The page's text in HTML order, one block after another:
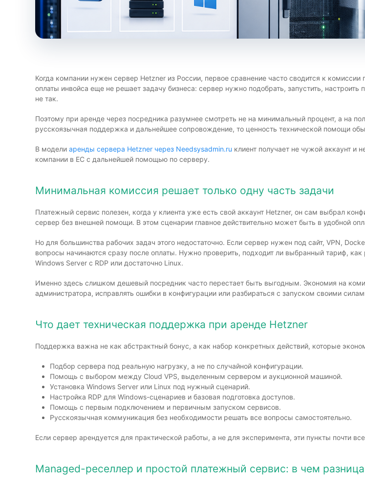
Когда компании нужен сервер Hetzner из России, первое сравнение часто сводится к
оплаты инвойса еще не решает задачу бизнеса: сервер нужно подобрать, запустить,
не так.
Поэтому при аренде через посредника разумнее смотреть не на минимальный процент, а на
русскоязычная поддержка и дальнейшее сопровождение, то ценность технической помощи
В модели аренды сервера Hetzner через Needsysadmin.ru клиент получает не чужой аккаунт и
компании в ЕС с дальнейшей помощью по серверу.
Минимальная комиссия решает только одну часть задачи
Платежный сервис полезен, когда у клиента уже есть свой аккаунт Hetzner, он сам выбрал
сервер без внешней помощи. В этом сценарии главное действительно может быть в удобной
Но для большинства рабочих задач этого недостаточно. Если сервер нужен под сайт, VPN,
вопросы начинаются сразу после оплаты. Нужно проверить, подходит ли выбранный тариф,
Windows Server с RDP или достаточно Linux.
Именно здесь слишком дешевый посредник часто перестает быть выгодным. Экономия на
администратора, исправлять ошибки в конфигурации или разбираться с запуском своими
Что дает техническая поддержка при аренде Hetzner
Поддержка важна не как абстрактный бонус, а как набор конкретных действий, которые
Подбор сервера под реальную нагрузку, а не по случайной конфигурации.
Помощь с выбором между Cloud VPS, выделенным сервером и аукционной машиной.
Установка Windows Server или Linux под нужный сценарий.
Настройка RDP для Windows-сценариев и базовая подготовка доступов.
Помощь с первым подключением и первичным запуском сервисов.
Русскоязычная коммуникация без необходимости решать все вопросы самостоятельно.
Если сервер арендуется для практической работы, а не для эксперимента, эти пункты почти
Managed-реселлер и простой платежный сервис: в чем разница